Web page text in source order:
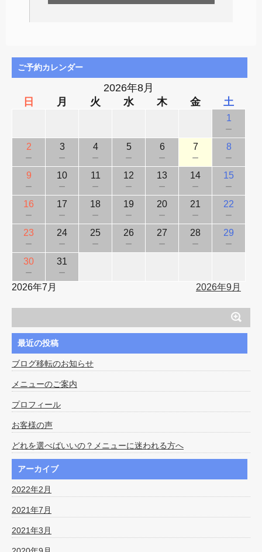
ご予約カレンダー
2026年8月
日
月 火 水 木 金 土
1
－
2
－
3
－
4
－
5
－
6
－
7
－
8
－
9
－
10
－
11
－
12
－
13
－
14
－
15
－
16
－
17
－
18
－
19
－
20
－
21
－
22
－
23
－
24
－
25
－
26
－
27
－
28
－
29
－
30
－
31
－
2026年7月 2026年9月
最近の投稿
ブログ移転のお知らせ
メニューのご案内
プロフィール
お客様の声
どれを選べばいいの？メニューに迷われる方へ
アーカイブ
2022年2月
2021年7月
2021年3月